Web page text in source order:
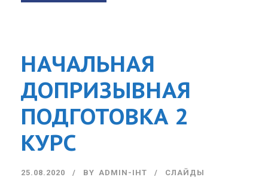
НАЧАЛЬНАЯ
ДОПРИЗЫВНАЯ
ПОДГОТОВКА 2
КУРС
25.08.2020 BY ADMIN-IHT СЛАЙДЫ